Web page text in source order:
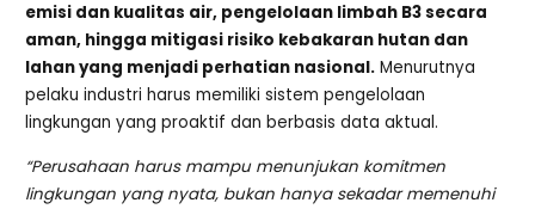
emisi dan kualitas air, pengelolaan limbah B3 secara
aman, hingga mitigasi risiko kebakaran hutan dan
lahan yang menjadi perhatian nasional. Menurutnya
pelaku industri harus memiliki sistem pengelolaan
lingkungan yang proaktif dan berbasis data aktual.
“Perusahaan harus mampu menunjukan komitmen
lingkungan yang nyata, bukan hanya sekadar memenuhi